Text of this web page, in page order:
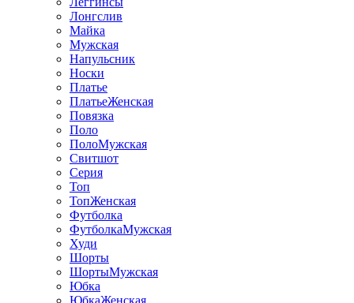
Лонгслив
Майка
Мужская
Напульсник
Носки
Платье
ПлатьеЖенская
Повязка
Поло
ПолоМужская
Свитшот
Серия
Топ
ТопЖенская
Футболка
ФутболкаМужская
Худи
Шорты
ШортыМужская
Юбка
ЮбкаЖенская